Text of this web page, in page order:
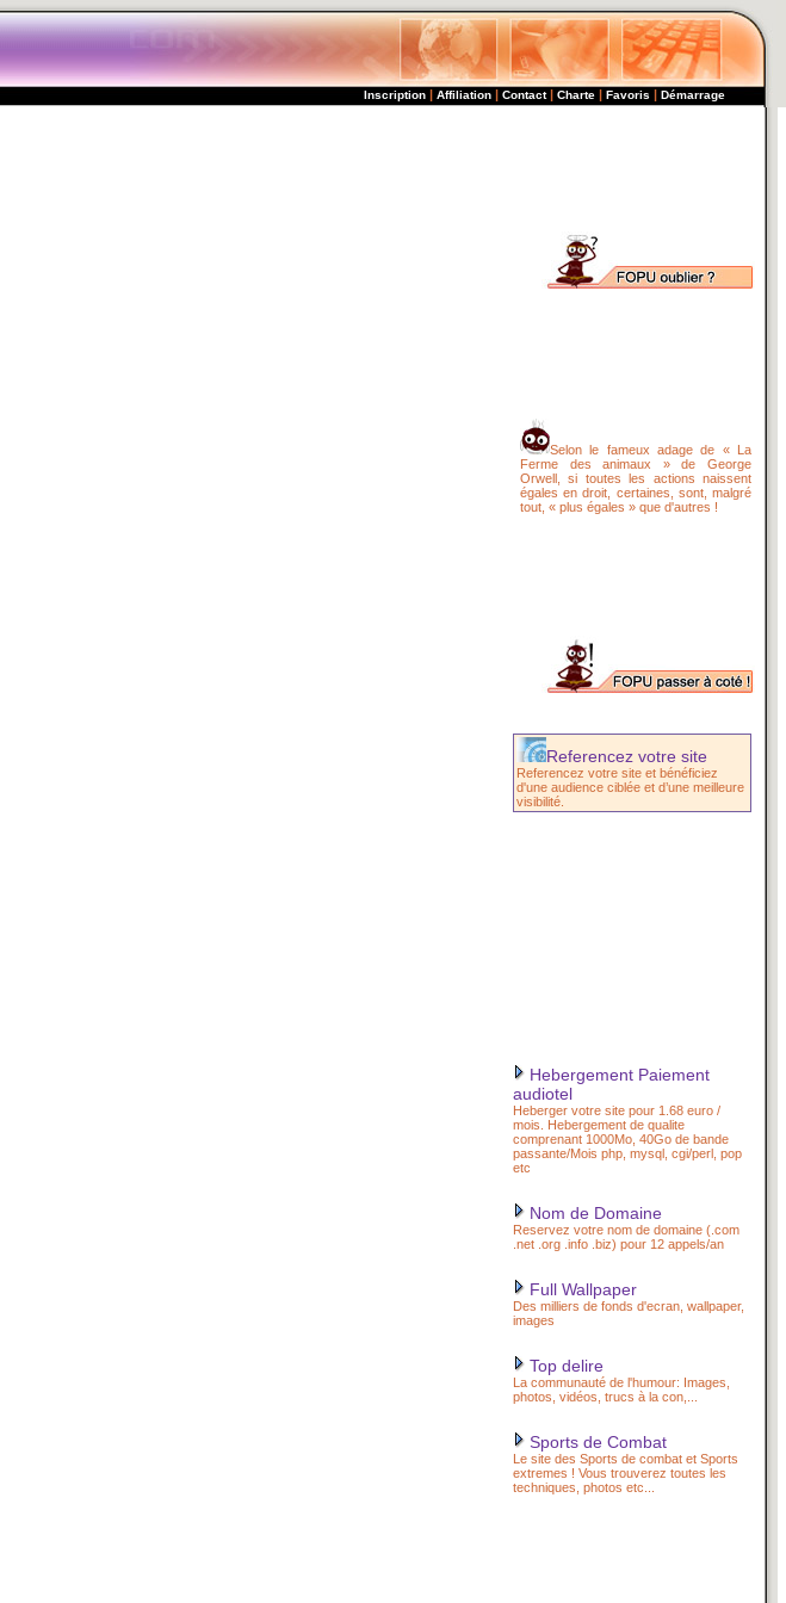
Inscription | Affiliation | Contact | Charte | Favoris | Démarrage
Selon le fameux adage de « La
Ferme des animaux » de George
Orwell, si toutes les actions naissent
égales en droit, certaines, sont, malgré
tout, « plus égales » que d'autres !
Referencez votre site
Referencez votre site et bénéficiez
d'une audience ciblée et d’une meilleure
visibilité.
Hebergement Paiement
audiotel
Heberger votre site pour 1.68 euro /
mois. Hebergement de qualite
comprenant 1000Mo, 40Go de bande
passante/Mois php, mysql, cgi/perl, pop
etc
Nom de Domaine
Reservez votre nom de domaine (.com
.net .org .info .biz) pour 12 appels/an
Full Wallpaper
Des milliers de fonds d'ecran, wallpaper,
images
Top delire
La communauté de l'humour: Images,
photos, vidéos, trucs à la con,...
Sports de Combat
Le site des Sports de combat et Sports
extremes ! Vous trouverez toutes les
techniques, photos etc...